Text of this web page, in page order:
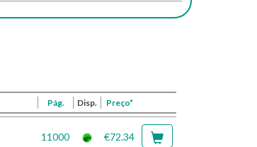
Pág. Disp. Preço*
11000 €72.34